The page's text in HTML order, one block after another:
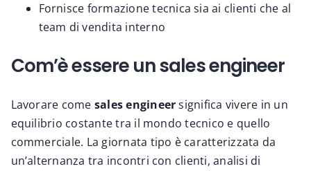
Fornisce formazione tecnica sia ai clienti che al
team di vendita interno
Com’è essere un sales engineer
Lavorare come sales engineersignifica vivere in un
equilibrio costante tra il mondo tecnico e quello
commerciale. La giornata tipo è caratterizzata da
un’alternanza tra incontri con clienti, analisi di